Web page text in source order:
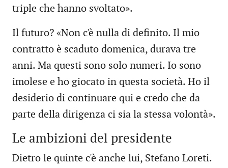
triple che hanno svoltato».
Il futuro? «Non c'è nulla di definito. Il mio
contratto è scaduto domenica, durava tre
anni. Ma questi sono solo numeri. Io sono
imolese e ho giocato in questa società. Ho il
desiderio di continuare qui e credo che da
parte della dirigenza ci sia la stessa volontà».
Le ambizioni del presidente
Dietro le quinte c'è anche lui, Stefano Loreti.